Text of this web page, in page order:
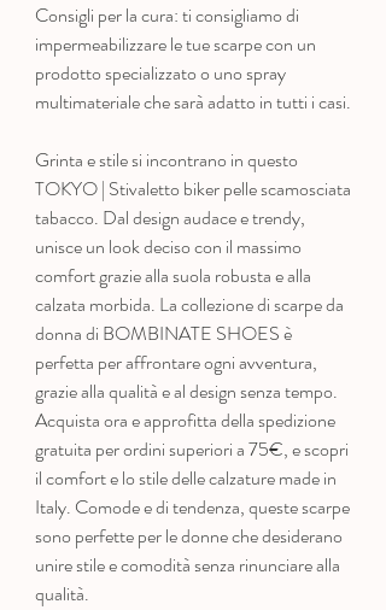
Consigli per la cura: ti consigliamo di
impermeabilizzare le tue scarpe con un
prodotto specializzato o uno spray
multimateriale che sarà adatto in tutti i casi.
Grinta e stile si incontrano in questo
TOKYO | Stivaletto biker pelle scamosciata
tabacco. Dal design audace e trendy,
unisce un look deciso con il massimo
comfort grazie alla suola robusta e alla
calzata morbida. La collezione di scarpe da
donna di BOMBINATE SHOES è
perfetta per affrontare ogni avventura,
grazie alla qualità e al design senza tempo.
Acquista ora e approfitta della spedizione
gratuita per ordini superiori a 75€, e scopri
il comfort e lo stile delle calzature made in
Italy. Comode e di tendenza, queste scarpe
sono perfette per le donne che desiderano
unire stile e comodità senza rinunciare alla
qualità.